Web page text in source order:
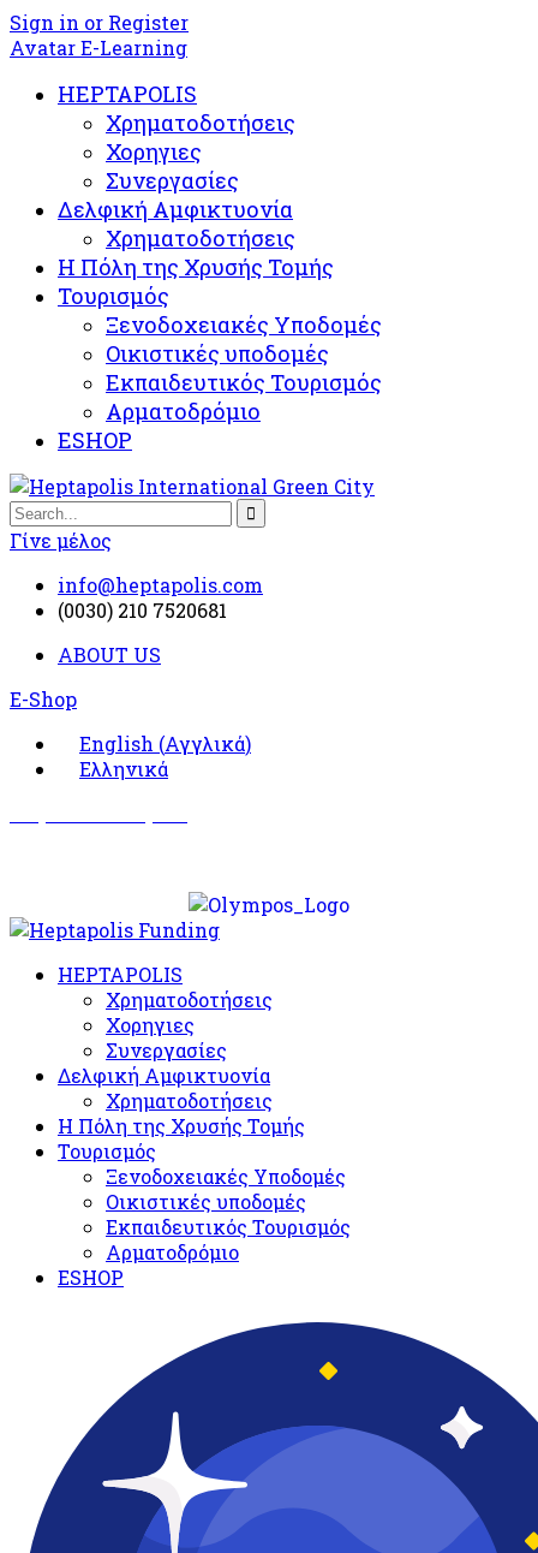
Sign in or Register
Avatar E-Learning
HEPTAPOLIS
Χρηματοδοτήσεις
Χορηγιες
Συνεργασίες
Δελφική Αμφικτυονία
Χρηματοδοτήσεις
Η Πόλη της Χρυσής Τομής
Τουρισμός
Ξενοδοχειακές Υποδομές​
Oικιστικές υποδομές
Εκπαιδευτικός Τουρισμός
Αρματοδρόμιο
ESHOP
Γίνε μέλος
info@heptapolis.com
(0030) 210 7520681
ABOUT US
E-Shop
English (Αγγλικά)
Ελληνικά
HEPTAPOLIS
Χρηματοδοτήσεις
Χορηγιες
Συνεργασίες
Δελφική Αμφικτυονία
Χρηματοδοτήσεις
Η Πόλη της Χρυσής Τομής
Τουρισμός
Ξενοδοχειακές Υποδομές​
Oικιστικές υποδομές
Εκπαιδευτικός Τουρισμός
Αρματοδρόμιο
ESHOP